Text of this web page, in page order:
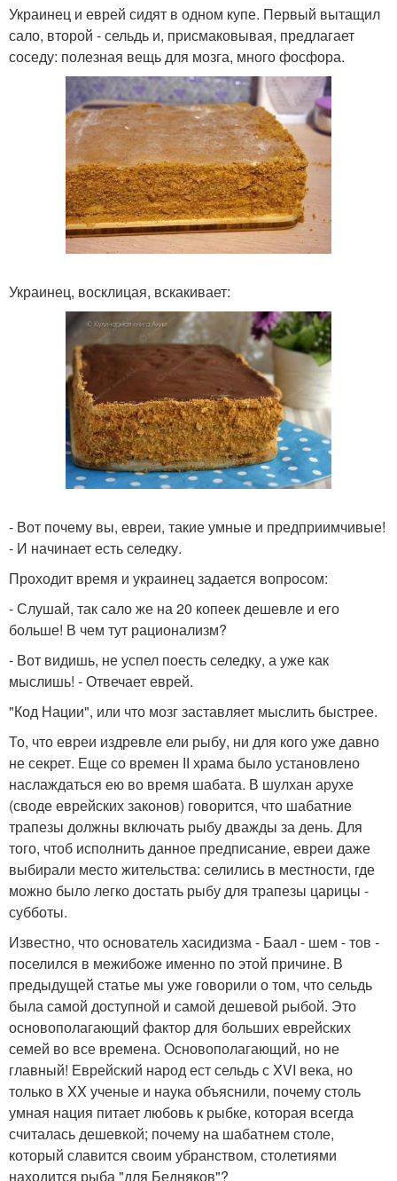
Украинец и еврей сидят в одном купе. Первый вытащил
сало, второй - сельдь и, присмаковывая, предлагает
соседу: полезная вещь для мозга, много фосфора.
Украинец, восклицая, вскакивает:
- Вот почему вы, евреи, такие умные и предприимчивые!
- И начинает есть селедку.
Проходит время и украинец задается вопросом:
- Слушай, так сало же на 20 копеек дешевле и его
больше! В чем тут рационализм?
- Вот видишь, не успел поесть селедку, а уже как
мыслишь! - Отвечает еврей.
"Код Нации", или что мозг заставляет мыслить быстрее.
То, что евреи издревле ели рыбу, ни для кого уже давно
не секрет. Еще со времен ІІ храма было установлено
наслаждаться ею во время шабата. В шулхан арухе
(своде еврейских законов) говорится, что шабатние
трапезы должны включать рыбу дважды за день. Для
того, чтоб исполнить данное предписание, евреи даже
выбирали место жительства: селились в местности, где
можно было легко достать рыбу для трапезы царицы -
субботы.
Известно, что основатель хасидизма - Баал - шем - тов -
поселился в межибоже именно по этой причине. В
предыдущей статье мы уже говорили о том, что сельдь
была самой доступной и самой дешевой рыбой. Это
основополагающий фактор для больших еврейских
семей во все времена. Основополагающий, но не
главный! Еврейский народ ест сельдь с XVI века, но
только в XX ученые и наука объяснили, почему столь
умная нация питает любовь к рыбке, которая всегда
считалась дешевкой; почему на шабатнем столе,
который славится своим убранством, столетиями
находится рыба "для Бедняков"?